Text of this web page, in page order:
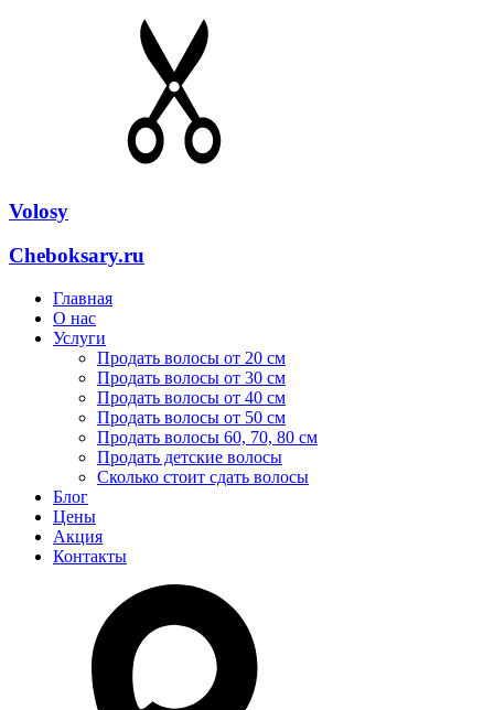
Volosy
Cheboksary.ru
Главная
О нас
Услуги
Продать волосы от 20 см
Продать волосы от 30 см
Продать волосы от 40 см
Продать волосы от 50 см
Продать волосы 60, 70, 80 см
Продать детские волосы
Сколько стоит сдать волосы
Блог
Цены
Акция
Контакты